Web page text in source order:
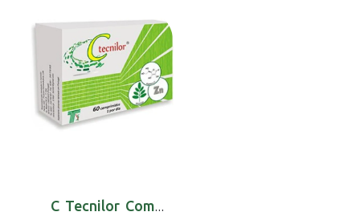
C Tecnilor Comp X 60 comps